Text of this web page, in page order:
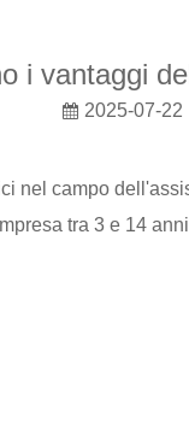
i vantaggi
2025-07-22
nel campo
tra 3 e 14